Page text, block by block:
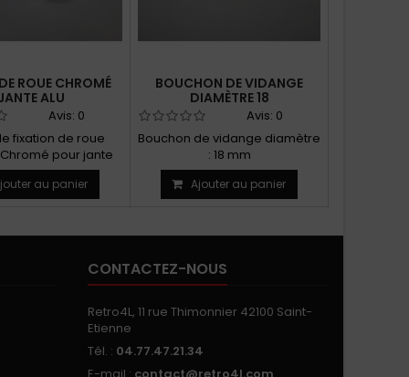
ROUE CHROMÉ
ALU
Avis: 0
fixation de roue
pour jante
alu
au panier
BOUCHON DE VIDANGE
DIAMÈTRE 18
Avis: 0
Bouchon de vidange diamètre
: 18 mm
Ajouter au panier
CONTACTEZ-NOUS
Retro4L, 11 rue Thimonnier 42100 Saint-
Etienne
Tél. : 04.77.47.21.34